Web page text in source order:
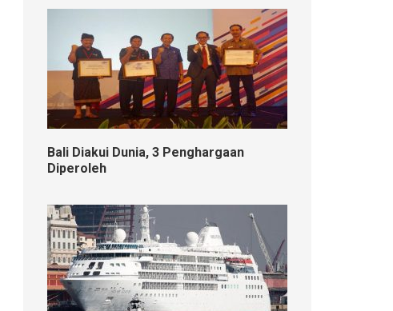
Bali Diakui Dunia, 3 Penghargaan
Diperoleh